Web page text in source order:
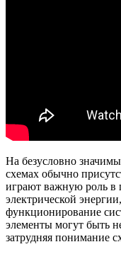
На безусловно
схемах обычно
играют важную роль в
электрической
функционирование
элементы могут быть
затрудняя понимание